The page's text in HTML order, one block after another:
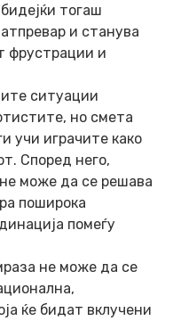
тогаш
и станува
фрустрации и
ситуации
но смета
учи играчите како
Според него,
може да се решава
поширока
помеѓу
не може да се
ќе бидат вклучени